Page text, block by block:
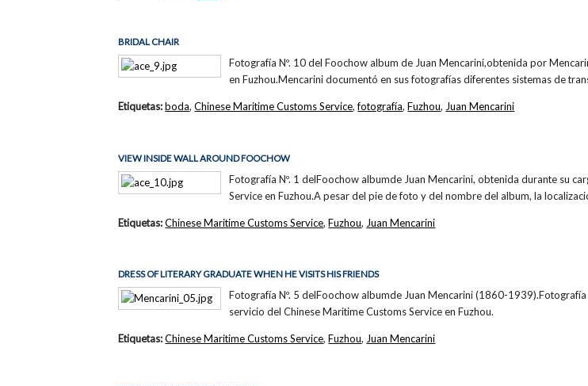
BRIDAL CHAIR
Fotografía Nº. 10 del Foochow album de Juan Mencarini,obtenida por
en Fuzhou.Mencarini documentó en sus fotografías diferentes sistemas de
Etiquetas:boda,Chinese Maritime Customs Service,fotografía,Fuzhou, Juan Mencarini
VIEW INSIDE WALL AROUND FOOCHOW
Fotografía Nº. 1 delFoochow albumde Juan Mencarini, obtenida durante su
Service en Fuzhou.A pesar del pie de foto y del nombre del album, la
Etiquetas:Chinese Maritime Customs Service,Fuzhou, Juan Mencarini
DRESS OF LITERARY GRADUATE WHEN HE VISITS HIS FRIENDS
Fotografía Nº. 5 delFoochow albumde Juan Mencarini (1860-
servicio del Chinese Maritime Customs Service en Fuzhou.
Etiquetas:Chinese Maritime Customs Service,Fuzhou, Juan Mencarini